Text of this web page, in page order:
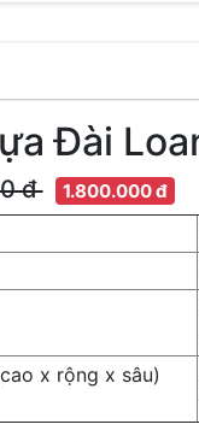
Đài
đ 1.800.000 đ
x rộng x sâu)